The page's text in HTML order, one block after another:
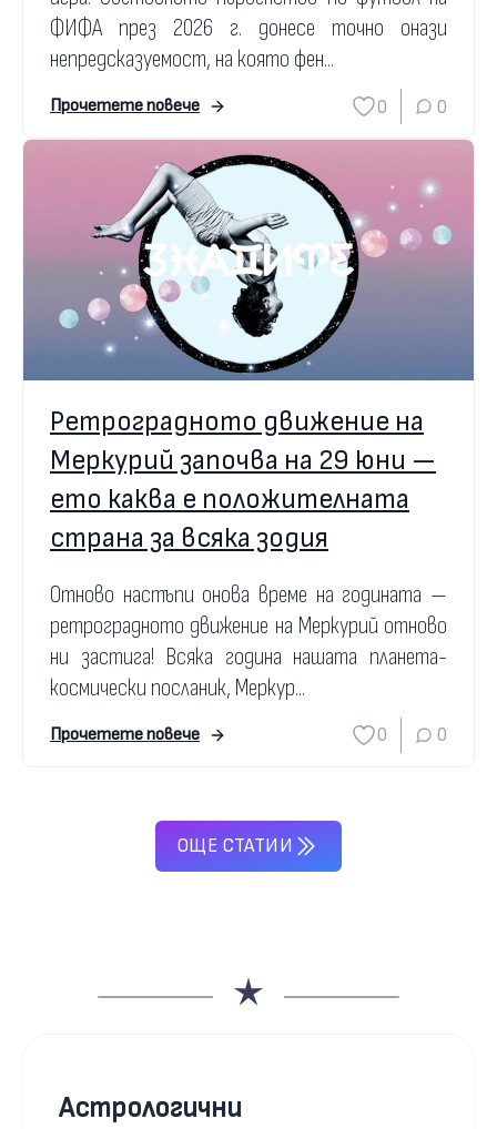
ФИФА през 2026 г. донесе точно онази
непредсказуемост, на която фен...
Прочетете повече 0 0
Ретроградното движение на
Меркурий започва на 29 юни —
ето каква е положителната
страна за всяка зодия
Отново настъпи онова време на годината —
ретроградното движение на Меркурий отново
ни застига! Всяка година нашата планета-
космически посланик, Меркур...
Прочетете повече 0 0
ОЩЕ СТАТИИ
Астрологични